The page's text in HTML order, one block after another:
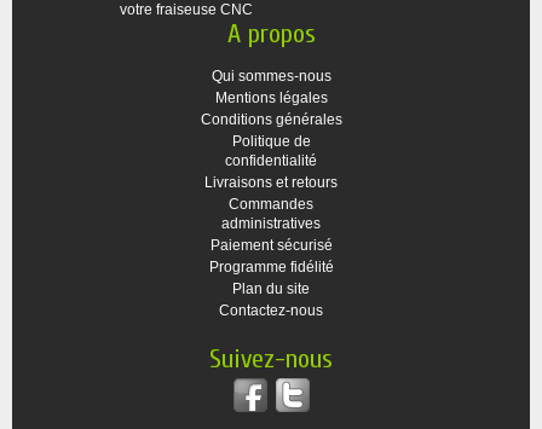
votre fraiseuse CNC
A propos
Qui sommes-nous
Mentions légales
Conditions générales
Politique de
confidentialité
Livraisons et retours
Commandes
administratives
Paiement sécurisé
Programme fidélité
Plan du site
Contactez-nous
Suivez-nous